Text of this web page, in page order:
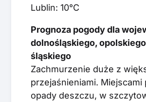
Lublin: 10°C
Prognoza pogody dla
dolnośląskiego,
śląskiego
Zachmurzenie duże z
przejaśnieniami. Miejscami
opady deszczu, w